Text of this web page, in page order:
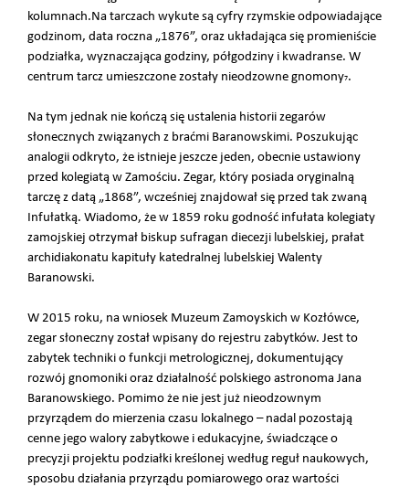
kolumnach.Na tarczach wykute są cyfry rzymskie odpowiadające
godzinom, data roczna „1876”, oraz układająca się promieniście
podziałka, wyznaczająca godziny, półgodziny i kwadranse. W
centrum tarcz umieszczone zostały nieodzowne gnomony7.
Na tym jednak nie kończą się ustalenia historii zegarów
słonecznych związanych z braćmi Baranowskimi. Poszukując
analogii odkryto, że istnieje jeszcze jeden, obecnie ustawiony
przed kolegiatą w Zamościu. Zegar, który posiada oryginalną
tarczę z datą „1868”, wcześniej znajdował się przed tak zwaną
Infułatką. Wiadomo, że w 1859 roku godność infułata kolegiaty
zamojskiej otrzymał biskup sufragan diecezji lubelskiej, prałat
archidiakonatu kapituły katedralnej lubelskiej Walenty
Baranowski.
W 2015 roku, na wniosek Muzeum Zamoyskich w Kozłówce,
zegar słoneczny został wpisany do rejestru zabytków. Jest to
zabytek techniki o funkcji metrologicznej, dokumentujący
rozwój gnomoniki oraz działalność polskiego astronoma Jana
Baranowskiego. Pomimo że nie jest już nieodzownym
przyrządem do mierzenia czasu lokalnego – nadal pozostają
cenne jego walory zabytkowe i edukacyjne, świadczące o
precyzji projektu podziałki kreślonej według reguł naukowych,
sposobu działania przyrządu pomiarowego oraz wartości